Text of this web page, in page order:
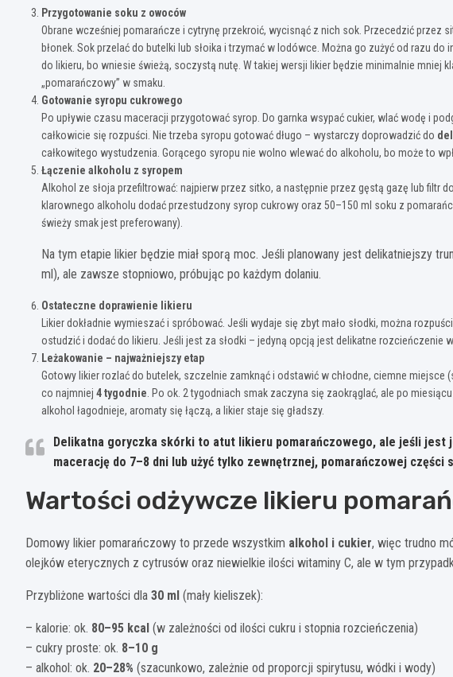
Przygotowanie soku z owoców
Obrane wcześniej pomarańcze i cytrynę przekroić, wycisnąć z nich sok. Przecedzić przez
błonek. Sok przelać do butelki lub słoika i trzymać w lodówce. Można go zużyć od razu
do likieru, bo wniesie świeżą, soczystą nutę. W takiej wersji likier będzie minimalnie mniej
„pomarańczowy” w smaku.
Gotowanie syropu cukrowego
Po upływie czasu maceracji przygotować syrop. Do garnka wsypać cukier, wlać wodę i
całkowicie się rozpuści. Nie trzeba syropu gotować długo – wystarczy doprowadzić do
całkowitego wystudzenia. Gorącego syropu nie wolno wlewać do alkoholu, bo może to
Łączenie alkoholu z syropem
Alkohol ze słoja przefiltrować: najpierw przez sitko, a następnie przez gęstą gazę lub filtr
klarownego alkoholu dodać przestudzony syrop cukrowy oraz 50–150 ml soku z
świeży smak jest preferowany).
Na tym etapie likier będzie miał sporą moc. Jeśli planowany jest delikatniejszy
ml), ale zawsze stopniowo, próbując po każdym dolaniu.
Ostateczne doprawienie likieru
Likier dokładnie wymieszać i spróbować. Jeśli wydaje się zbyt mało słodki, można
ostudzić i dodać do likieru. Jeśli jest za słodki – jedyną opcją jest delikatne rozcieńczenie
Leżakowanie – najważniejszy etap
Gotowy likier rozlać do butelek, szczelnie zamknąć i odstawić w chłodne, ciemne miejsce
co najmniej 4 tygodnie . Po ok. 2 tygodniach smak zaczyna się zaokrąglać, ale po
alkohol łagodnieje, aromaty się łączą, a likier staje się gładszy.
Delikatna goryczka skórki to atut likieru pomarańczowego, ale jeśli jest
macerację do 7–8 dni lub użyć tylko zewnętrznej, pomarańczowej części
Wartości odżywcze likieru
Domowy likier pomarańczowy to przede wszystkim alkohol i cukier, więc trudno
olejków eterycznych z cytrusów oraz niewielkie ilości witaminy C, ale w tym
Przybliżone wartości dla 30 ml (mały kieliszek):
– kalorie: ok. 80–95 kcal (w zależności od ilości cukru i stopnia rozcieńczenia)
– cukry proste: ok. 8–10 g
– alkohol: ok. 20–28% (szacunkowo, zależnie od proporcji spirytusu, wódki i wody)